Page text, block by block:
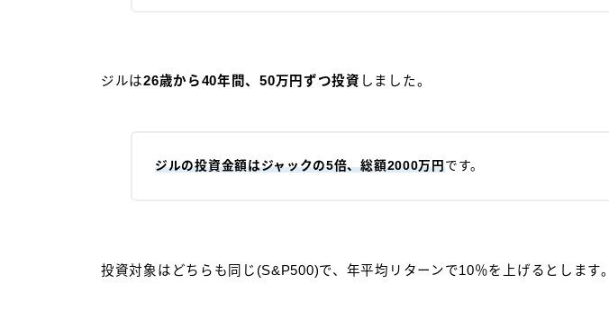
ジルは26歳から40年間、50万円ずつ投資 しました。
ジルの投資金額はジャックの5倍、総額2000万円です。
投資対象はどちらも同じ(S&P500)で、年平均リターンで10％を上げるとします。